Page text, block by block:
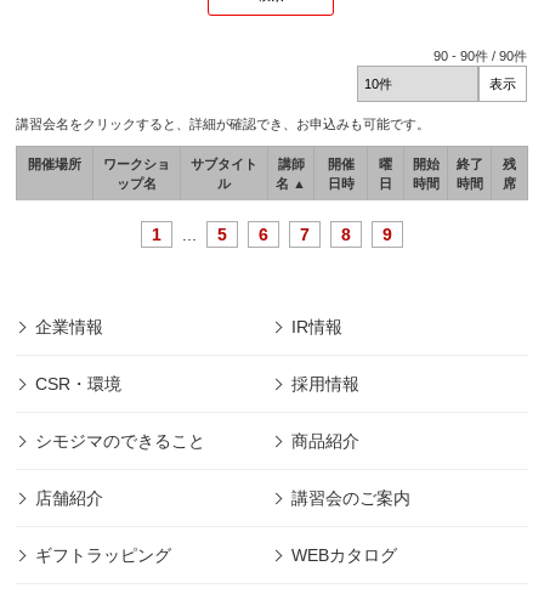
90 -90件 /90件
講習会名をクリックすると、詳細が確認でき、お申込みも可能です。
開催場所
ワークショ
ップ名
サブタイト
ル
講師
名 ▲
開催
日時
曜
日
開始
時間
終了
時間
残
席
1 5 6 7 8 9
企業情報 IR情報
CSR・環境 採用情報
シモジマのできること 商品紹介
店舗紹介 講習会のご案内
ギフトラッピング WEBカタログ